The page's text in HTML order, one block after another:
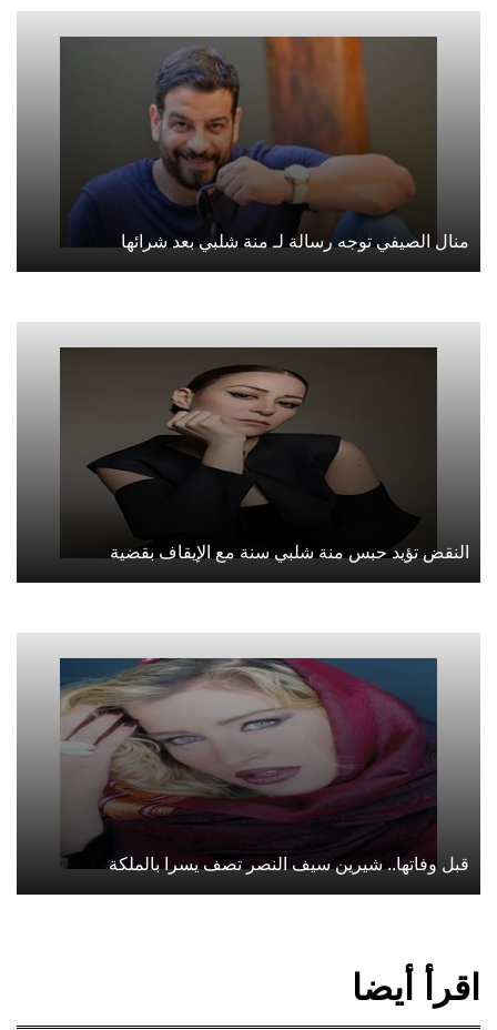
منال الصيفي توجه رسالة لـ منة شلبي بعد شرائها
النقض تؤيد حبس منة شلبي سنة مع الإيقاف بقضية
قبل وفاتها.. شيرين سيف النصر تصف يسرا بالملكة
اقرأ أيضا